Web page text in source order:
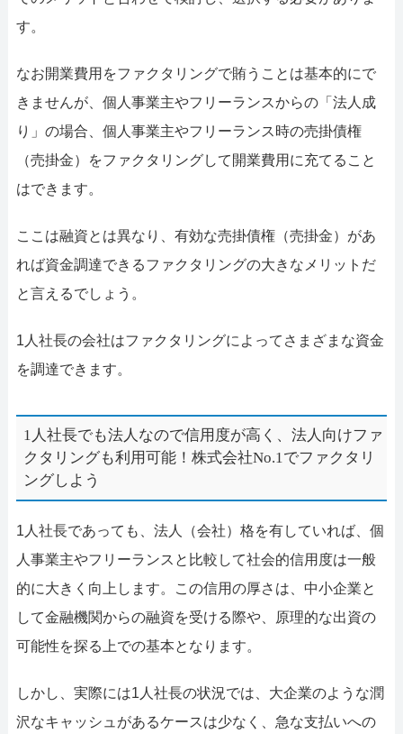
す。
なお開業費用をファクタリングで賄うことは基本的にで
きませんが、個人事業主やフリーランスからの「法人成
り」の場合、個人事業主やフリーランス時の売掛債権
（売掛金）をファクタリングして開業費用に充てること
はできます。
ここは融資とは異なり、有効な売掛債権（売掛金）があ
れば資金調達できるファクタリングの大きなメリットだ
と言えるでしょう。
1人社長の会社はファクタリングによってさまざまな資金
を調達できます。
1人社長でも法人なので信用度が高く、法人向けファ
クタリングも利用可能！株式会社No.1でファクタリ
ングしよう
1人社長であっても、法人（会社）格を有していれば、個
人事業主やフリーランスと比較して社会的信用度は一般
的に大きく向上します。この信用の厚さは、中小企業と
して金融機関からの融資を受ける際や、原理的な出資の
可能性を探る上での基本となります。
しかし、実際には1人社長の状況では、大企業のような潤
沢なキャッシュがあるケースは少なく、急な支払いへの